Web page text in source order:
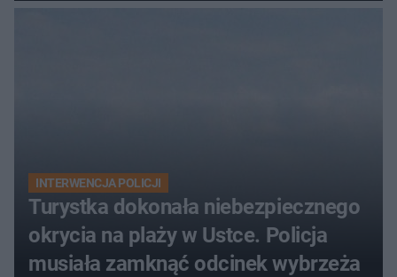
INTERWENCJA POLICJI
Turystka dokonała niebezpiecznego
okrycia na plaży w Ustce. Policja
musiała zamknąć odcinek wybrzeża